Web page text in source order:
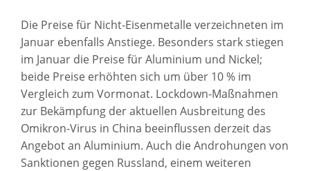
Die Preise für Nicht-Eisenmetalle verzeichneten im
Januar ebenfalls Anstiege. Besonders stark stiegen
im Januar die Preise für Aluminium und Nickel;
beide Preise erhöhten sich um über 10 % im
Vergleich zum Vormonat. Lockdown-Maßnahmen
zur Bekämpfung der aktuellen Ausbreitung des
Omikron-Virus in China beeinflussen derzeit das
Angebot an Aluminium. Auch die Androhungen von
Sanktionen gegen Russland, einem weiteren